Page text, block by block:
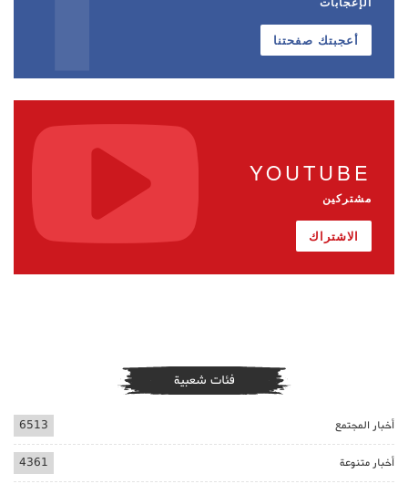
أعجبتك صفحتنا
YOUTUBE
مشتركين
الاشتراك
فئات شعبية
أخبار المجتمع 6513
أخبار متنوعة 4361